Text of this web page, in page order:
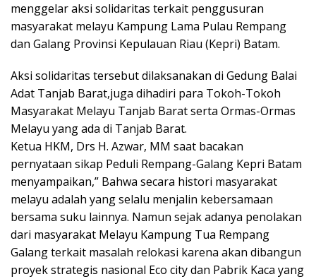
menggelar aksi solidaritas terkait penggusuran
masyarakat melayu Kampung Lama Pulau Rempang
dan Galang Provinsi Kepulauan Riau (Kepri) Batam.
Aksi solidaritas tersebut dilaksanakan di Gedung Balai
Adat Tanjab Barat,juga dihadiri para Tokoh-Tokoh
Masyarakat Melayu Tanjab Barat serta Ormas-Ormas
Melayu yang ada di Tanjab Barat.
Ketua HKM, Drs H. Azwar, MM saat bacakan
pernyataan sikap Peduli Rempang-Galang Kepri Batam
menyampaikan,” Bahwa secara histori masyarakat
melayu adalah yang selalu menjalin kebersamaan
bersama suku lainnya. Namun sejak adanya penolakan
dari masyarakat Melayu Kampung Tua Rempang
Galang terkait masalah relokasi karena akan dibangun
proyek strategis nasional Eco city dan Pabrik Kaca yang